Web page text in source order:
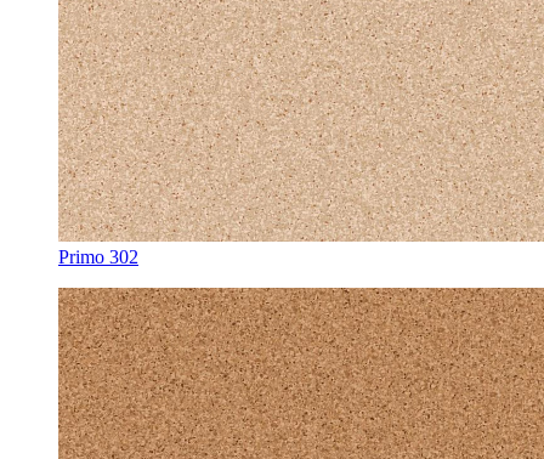
Primo 302